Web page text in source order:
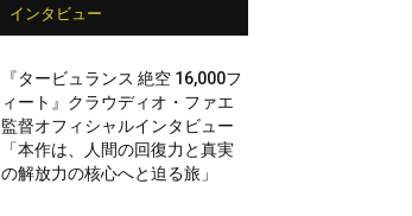
インタビュー
『タービュランス 絶空 16,000フ
ィート』クラウディオ・ファエ
監督オフィシャルインタビュー
「本作は、人間の回復力と真実
の解放力の核心へと迫る旅」